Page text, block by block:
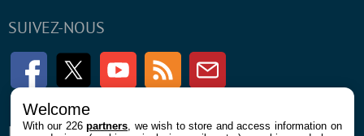
SUIVEZ-NOUS
FacebookTwitter Youtube RSS Newsletter
Welcome
With our 226partners , we wish to store and access information on